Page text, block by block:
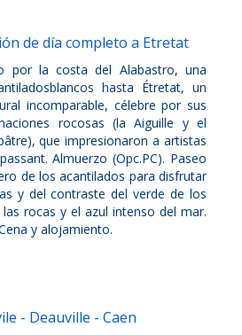
de día completo a Etretat
por la costa del Alabastro, una
hasta Étretat, un
incomparable, célebre por sus
rocosas (la Aiguille y el
que impresionaron a artistas
Almuerzo (Opc.PC). Paseo
de los acantilados para disfrutar
y del contraste del verde de los
rocas y el azul intenso del mar.
y alojamiento.
- Deauville - Caen